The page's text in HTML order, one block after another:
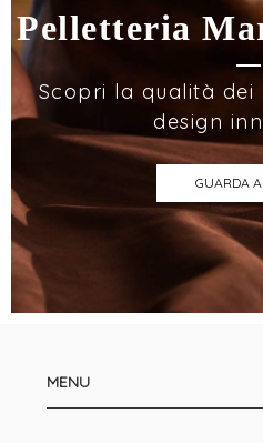
Pelletteria
Scopri la qualità
design
GUARDA
MENU